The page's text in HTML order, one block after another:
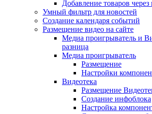
Добавление товаров
Умный фильтр для новостей
Создание календаря событий
Размещение видео на сайте
Медиа проигрыватель и
разница
Медиа проигрыватель
Размещение
Настройки
Видеотека
Размещение
Создание инфоблока
Настройка